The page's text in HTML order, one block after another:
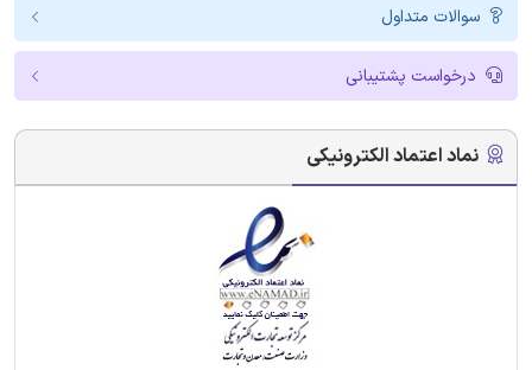
سوالات متداول
درخواست پشتیبانی
نماد اعتماد الکترونیکی